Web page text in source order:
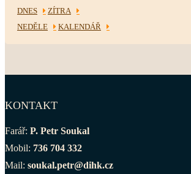
DNES
ZÍTRA
NEDĚLE
KALENDÁŘ
KONTAKT
Farář: P. Petr Soukal
Mobil: 736 704 332
Mail: soukal.petr@dihk.cz